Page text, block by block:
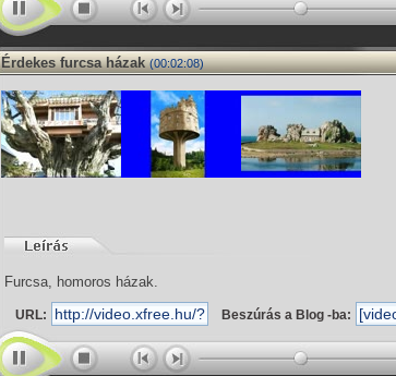
Érdekes furcsa házak (00:02:08)
Furcsa, homoros házak.
URL: Beszúrás a Blog -ba: